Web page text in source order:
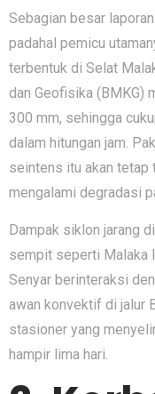
Sebagian besar
padahal pemicu
terbentuk di Selat
dan Geofisika (BMKG)
300 mm, sehingga
dalam hitungan jam.
seintens itu akan tetap
mengalami degradasi
Dampak siklon jarang
sempit seperti Malaka
Senyar berinteraksi
awan konvektif di jalur
stasioner yang
hampir lima hari.